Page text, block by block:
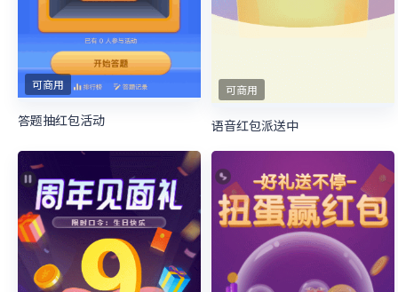
可商用
答题抽红包活动
可商用
语音红包派送中